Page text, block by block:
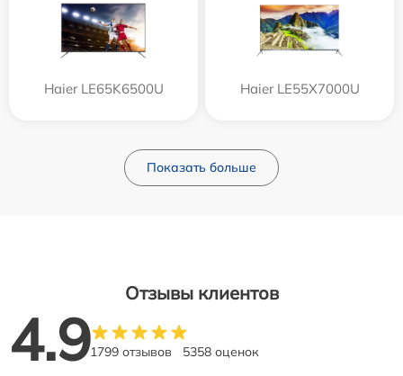
Haier LE65K6500U Haier LE55X7000U
Показать больше
Отзывы клиентов
4.91799 отзывов 5358 оценок